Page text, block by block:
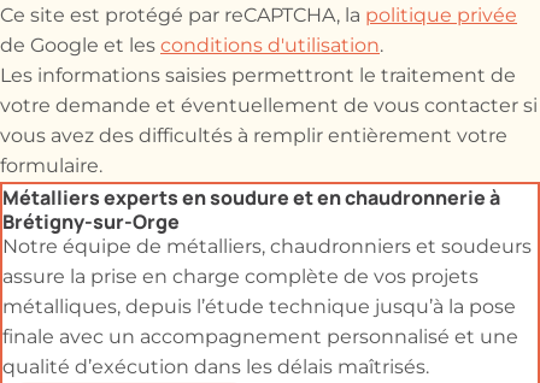
Ce site est protégé par reCAPTCHA, la politique privée
de Google et lesconditions d'utilisation.
Les informations saisies permettront le traitement de
votre demande et éventuellement de vous contacter si
vous avez des difficultés à remplir entièrement votre
formulaire.
Métalliers experts en soudure et en chaudronnerie à
Brétigny-sur-Orge
Notre équipe de métalliers, chaudronniers et soudeurs
assure la prise en charge complète de vos projets
métalliques, depuis l’étude technique jusqu’à la pose
finale avec un accompagnement personnalisé et une
qualité d’exécution dans les délais maîtrisés.